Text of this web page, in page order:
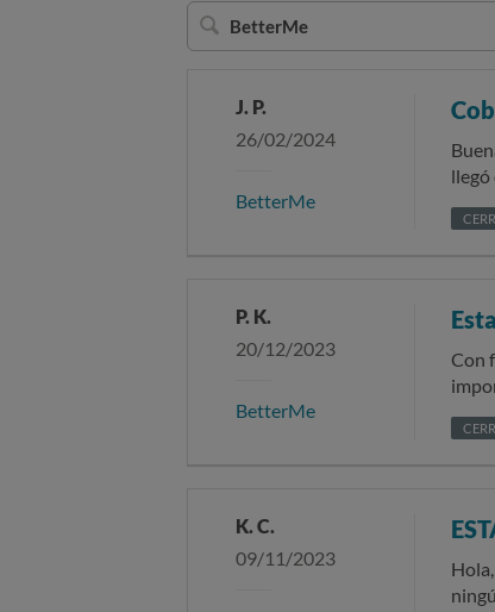
Buscar
una
J. P.
26/02/2024
BetterMe
llegó
he
que
P. K.
20/12/2023
BetterMe
Con
posteriores (si
una
he
K. C.
09/11/2023